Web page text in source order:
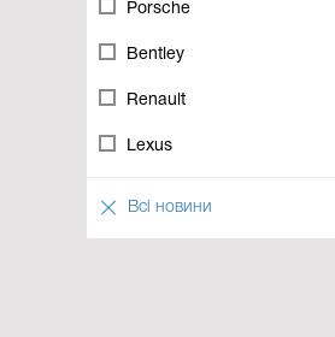
Porsche
Bentley
Renault
Lexus
Всі новини